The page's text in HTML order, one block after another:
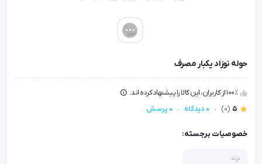
حوله نوزاد یکبار مصرف
100٪ از کاربران، این کالا را پیشنهاد کرده اند.
5
(0) 0 دیدگاه 0 پرسش
خصوصیات برجسته:
برند: